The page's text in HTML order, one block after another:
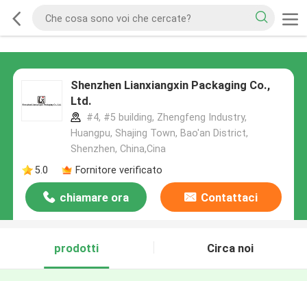
Shenzhen Lianxiangxin Packaging Co.,
Ltd.
#4, #5 building, Zhengfeng Industry,
Huangpu, Shajing Town, Bao'an District,
Shenzhen, China,Cina
5.0
Fornitore verificato
chiamare ora Contattaci
prodotti Circa noi